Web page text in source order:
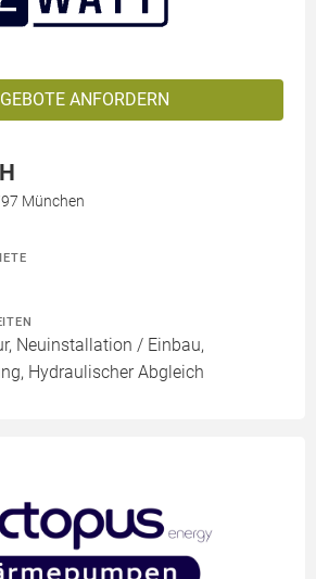
ANFORDERN
München
Neuinstallation / Einbau,
Hydraulischer Abgleich